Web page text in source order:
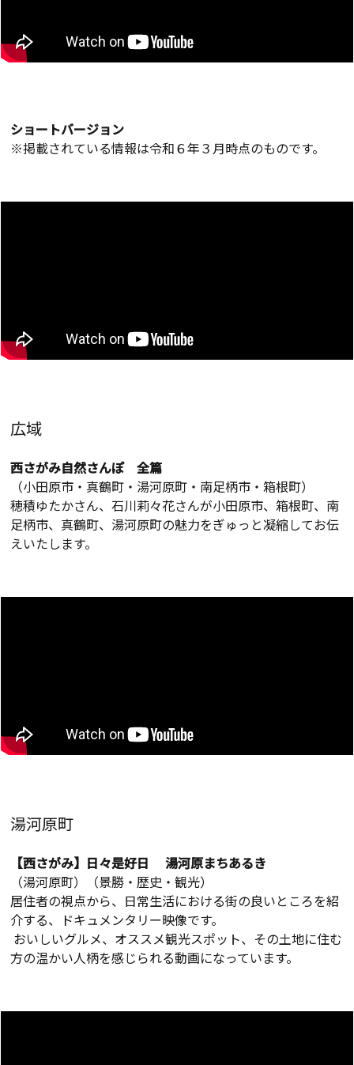
ショートバージョン
※掲載されている情報は令和６年３月時点のものです。
広域
西さがみ自然さんぽ 全篇
（小田原市・真鶴町・湯河原町・南足柄市・箱根町）
穂積ゆたかさん、石川莉々花さんが小田原市、箱根町、南
足柄市、真鶴町、湯河原町の魅力をぎゅっと凝縮してお伝
えいたします。
湯河原町
【西さがみ】日々是好日 湯河原まちあるき
（湯河原町）（景勝・歴史・観光）
居住者の視点から、日常生活における街の良いところを紹
介する、ドキュメンタリー映像です。
おいしいグルメ、オススメ観光スポット、その土地に住む
方の温かい人柄を感じられる動画になっています。